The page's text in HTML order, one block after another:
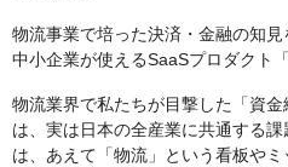
物流事業で培った決済・金融の知
中小企業が使えるSaaSプロダクト
物流業界で私たちが目撃した「資金
は、実は日本の全産業に共通する
は、あえて「物流」という看板や